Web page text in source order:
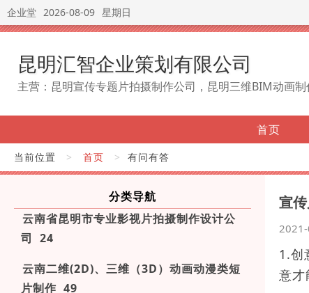
企业堂 2026-08-09 星期日
昆明汇智企业策划有限公司
主营：昆明宣传专题片拍摄制作公司，昆明三维BIM动画
首页
当前位置 > 首页 > 有问有答
分类导航
云南省昆明市专业影视片拍摄制作设计公
司 24
云南二维(2D)、三维（3D）动画动漫类短
片制作 49
宣
1.创
意才